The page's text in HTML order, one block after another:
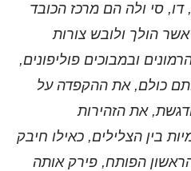
דו, סי ולה הם מרכז הכובד
הולך ולובש צורות
ובמבוכים פוליפונים,
כולם, את ההקפדה על
את הזהירות
בין הצלילים, כאילו חיבק
הפותח, פירק אותה